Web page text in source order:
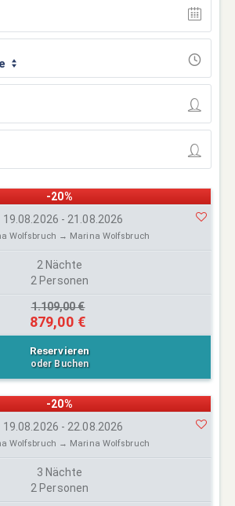
-20%
19.08.2026 - 21.08.2026
Wolfsbruch → Marina Wolfsbruch
2 Nächte
2 Personen
1.109,00 €
879,00 €
Reservieren
oder Buchen
-20%
19.08.2026 - 22.08.2026
Wolfsbruch → Marina Wolfsbruch
3 Nächte
2 Personen